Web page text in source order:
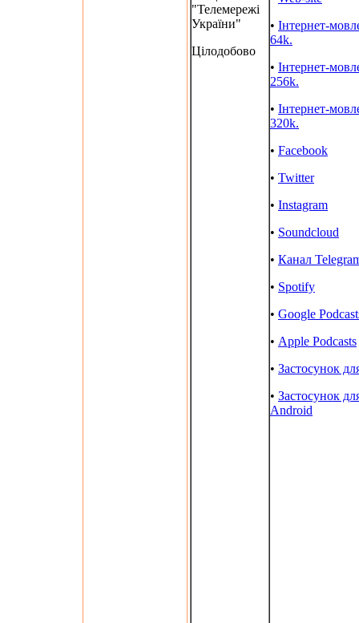
"Телемережі
України"
Цілодобово
• Інтернет-
64k.
• Інтернет-
256k.
• Інтернет-
320k.
• Facebook
• Twitter
• Instagram
• Soundcloud
• Канал
• Spotify
• Google
• Apple Podcasts
• Застосунок
• Застосунок
Android